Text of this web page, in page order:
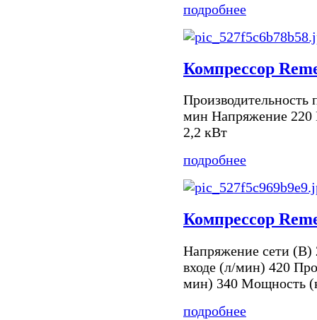
подробнее
Компрессор
Производительность
мин Напряжение
2,2 кВт
подробнее
Компрессор
Напряжение сети (В)
входе (л/мин) 420
мин) 340 Мощность
подробнее